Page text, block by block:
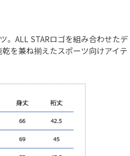
。ALL STARロゴを組み合わせたデ
を兼ね揃えたスポーツ向けアイテ